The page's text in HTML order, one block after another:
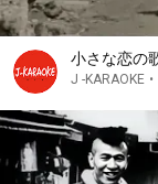
J -KARAOKE •